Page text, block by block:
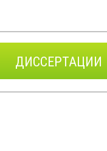
ДИССЕРТАЦИИ